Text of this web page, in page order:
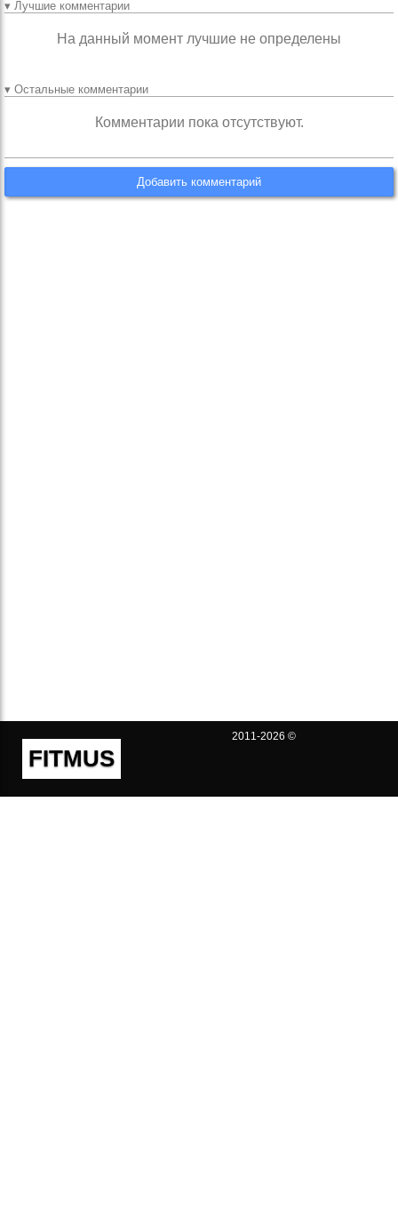
▾ Лучшие комментарии
На данный момент лучшие не определены
▾ Остальные комментарии
Комментарии пока отсутствуют.
Добавить комментарий
FITMUS
2011-2026 ©